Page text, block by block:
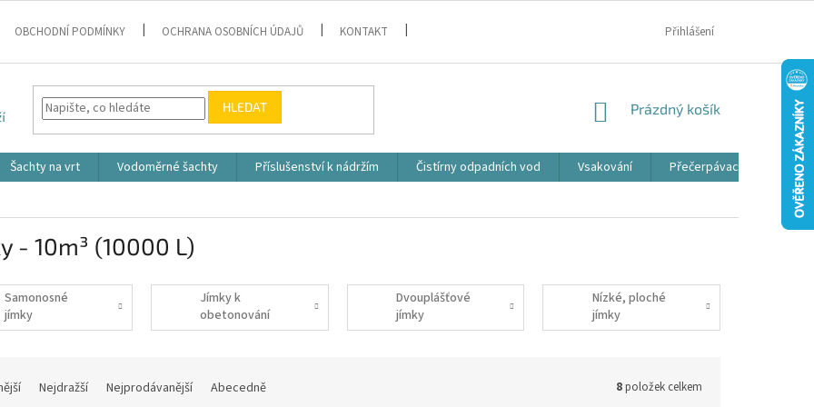
OBCHODNÍ PODMÍNKY OCHRANA OSOBNÍCH ÚDAJŮ KONTAKT Přihlášení
HLEDAT
NÁKUPNÍ
Prázdný košík
Šachty na vrt Vodoměrné šachty Příslušenství k nádržím Čistírny odpadních vod Vsakování Přečerpávací jímky
- 10m³ (10000 L)
Samonosné
jímky
Jímky k
obetonování
Dvouplášťové
jímky
Nízké, ploché
jímky
Nejdražší Nejprodávanější Abecedně 8položek celkem